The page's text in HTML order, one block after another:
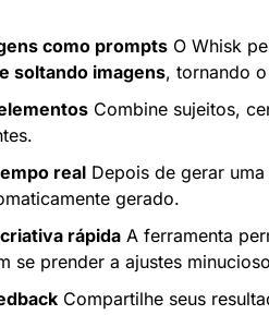
como prompts
soltando imagens, tornando
Combine sujeitos,
real Depois de gerar
gerado.
rápida A ferramenta
se prender a ajustes
Compartilhe seus